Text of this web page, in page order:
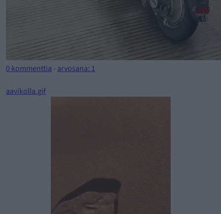
0 kommenttia - arvosana: 1
aavikolla.gif